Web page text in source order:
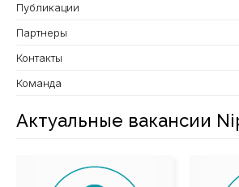
Публикации
Партнеры
Контакты
Команда
Актуальные вакансии